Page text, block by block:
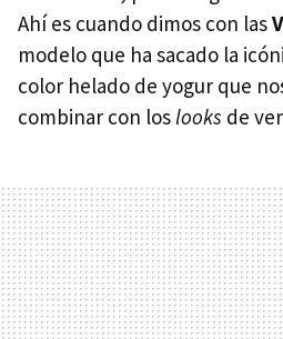
Ahí es cuando dimos con las
modelo que ha sacado la
color helado de yogur que
combinar con loslooks de